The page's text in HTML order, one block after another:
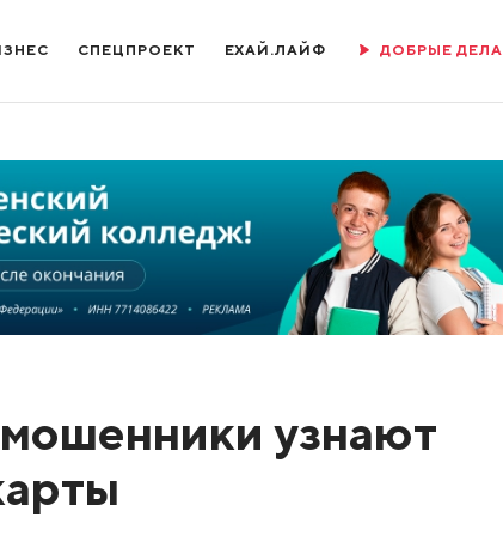
СПЕЦПРОЕКТ ЕХАЙ.ЛАЙФ ДОБРЫЕ ДЕЛА
узнают